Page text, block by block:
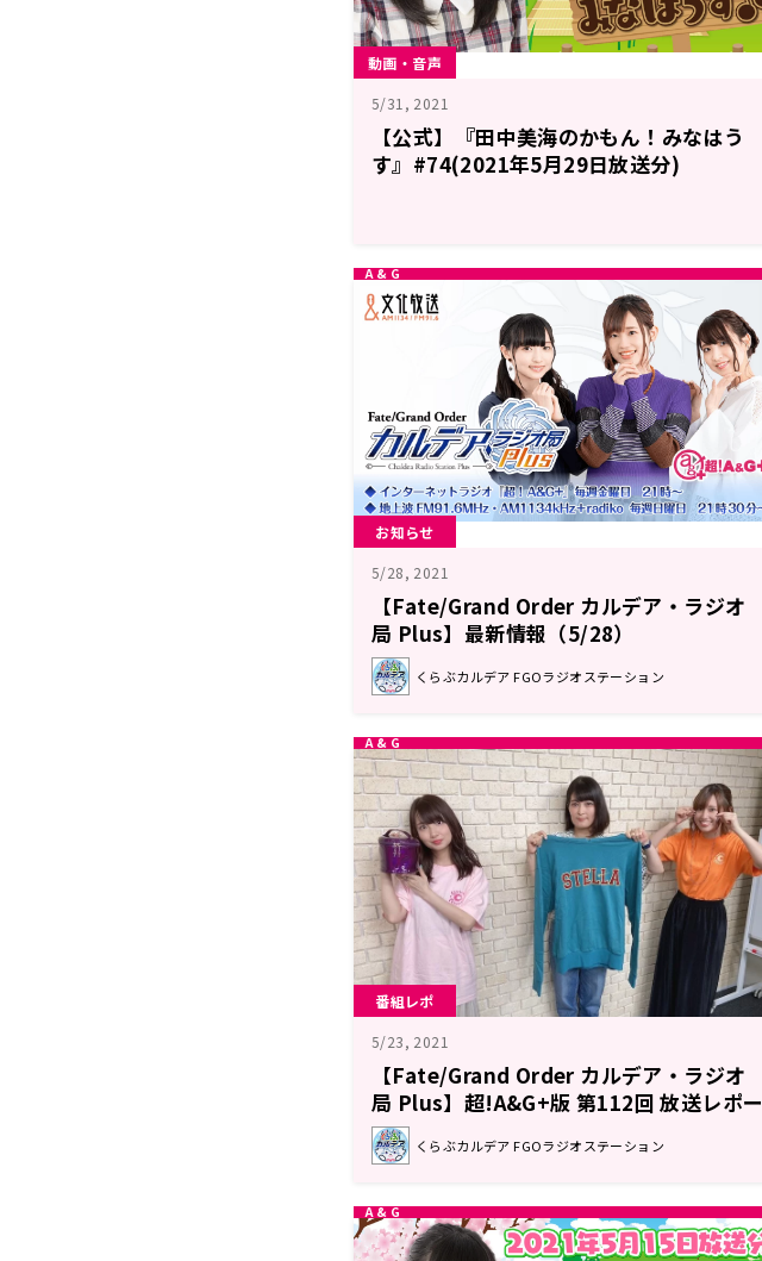
動画・音声
5/31, 2021
【公式】『田中美海のかもん！みなはう
す』#74(2021年5月29日放送分)
お知らせ
5/28, 2021
【Fate/Grand Order カルデア・ラジオ
局 Plus】最新情報（5/28）
くらぶカルデア FGOラジオステーション
番組レポ
5/23, 2021
【Fate/Grand Order カルデア・ラジオ
局 Plus】超!A&G+版 第112回 放送レポー
ト
くらぶカルデア FGOラジオステーション